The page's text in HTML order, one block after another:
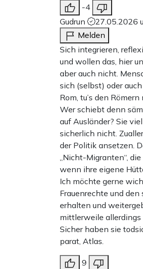
-4
Gudrun
27.05.2026
Melden
Sich integrieren,
und wollen das, hier
aber auch nicht.
sich (selbst) oder
Rom, tu’s den Römern
Wer schiebt denn
auf Ausländer? Sie
sicherlich nicht.
der Politik ansetzen.
„Nicht-Migranten“,
wenn ihre eigene
Ich möchte gerne
Frauenrechte und
erhalten und
mittlerweile
Sicher haben sie
parat, Atlas.
9